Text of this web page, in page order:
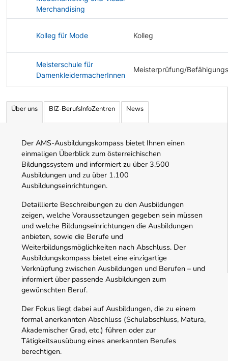
Merchandising
Kolleg für Mode Kolleg
Meisterschule für
DamenkleidermacherInnen
Meisterprüfung/
Über uns BIZ-BerufsInfoZentren News
Der AMS-Ausbildungskompass bietet Ihnen einen
einmaligen Überblick zum österreichischen
Bildungssystem und informiert zu über 3.500
Ausbildungen und zu über 1.100
Ausbildungseinrichtungen.
Detaillierte Beschreibungen zu den Ausbildungen
zeigen, welche Voraussetzungen gegeben sein müssen
und welche Bildungseinrichtungen die Ausbildungen
anbieten, sowie die Berufe und
Weiterbildungsmöglichkeiten nach Abschluss. Der
Ausbildungskompass bietet eine einzigartige
Verknüpfung zwischen Ausbildungen und Berufen – und
informiert über passende Ausbildungen zum
gewünschten Beruf.
Der Fokus liegt dabei auf Ausbildungen, die zu einem
formal anerkannten Abschluss (Schulabschluss, Matura,
Akademischer Grad, etc.) führen oder zur
Tätigkeitsausübung eines anerkannten Berufes
berechtigen.